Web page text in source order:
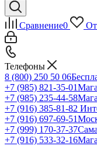
Сравнение0
Телефоны
8 (800) 250 50 06
+7 (985) 821-35-01
+7 (985) 235-44-58
+7 (916) 385-81-82
+7 (916) 697-69-51
+7 (999) 170-37-37
+7 (916) 533-32-16